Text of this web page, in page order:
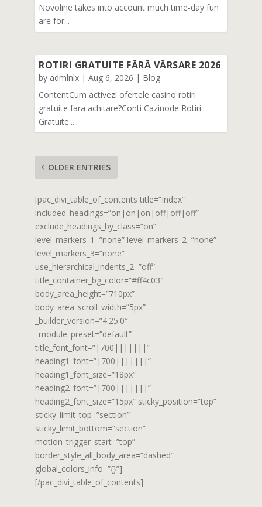
Novoline takes into account much time-day fun
are for...
ROTIRI GRATUITE FĂRĂ VĂRSARE 2026
by admlnlx |Aug 6, 2026 | Blog
ContentCum activezi ofertele casino rotiri
gratuite fara achitare?Conti Cazinode Rotiri
Gratuite...
OLDER ENTRIES
[pac_divi_table_of_contents title=”Index”
included_headings=”on|on|on|off|off|off”
exclude_headings_by_class=”on”
level_markers_1=”none” level_markers_2=”none”
level_markers_3=”none”
use_hierarchical_indents_2=”off”
title_container_bg_color=”#ff4c03″
body_area_height=”710px”
body_area_scroll_width=”5px”
_builder_version=”4.25.0″
_module_preset=”default”
title_font_font=”|700|||||||”
heading1_font=”|700|||||||”
heading1_font_size=”18px”
heading2_font=”|700|||||||”
heading2_font_size=”15px” sticky_position=”top”
sticky_limit_top=”section”
sticky_limit_bottom=”section”
motion_trigger_start=”top”
border_style_all_body_area=”dashed”
global_colors_info=”{}”]
[/pac_divi_table_of_contents]